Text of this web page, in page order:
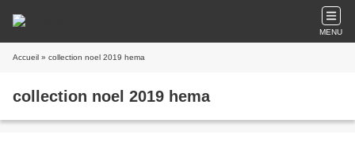
MENU
Accueil » collection noel 2019 hema
collection noel 2019 hema